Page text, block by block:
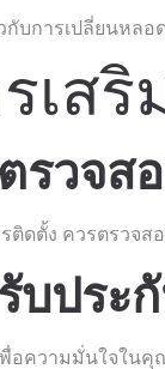
บการเปลี่ยนหลอ
เส
รวจส
ดตั้ง ควรตรวจส
บประ
พื่อความมั่นใจใน